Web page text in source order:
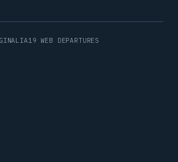
WEB DEPARTURES